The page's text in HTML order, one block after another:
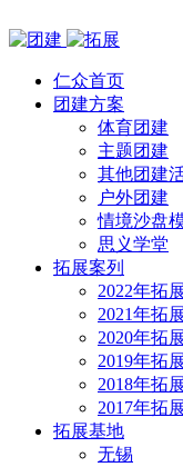
仁众首页
团建方案
体育团建
主题团建
其他团建
户外团建
情境沙盘
思义学堂
拓展案列
2022年拓
2021年拓
2020年拓
2019年拓
2018年拓
2017年拓
拓展基地
无锡